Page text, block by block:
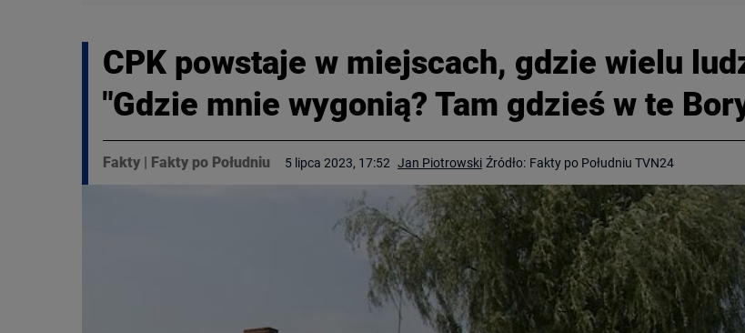
CPK powstaje w miejscach, gdzie wielu
"Gdzie mnie wygonią? Tam gdzieś w te
Fakty | Fakty po Południu 5 lipca 2023, 17:52 Jan Piotrowski Źródło: Fakty po Południu TVN24